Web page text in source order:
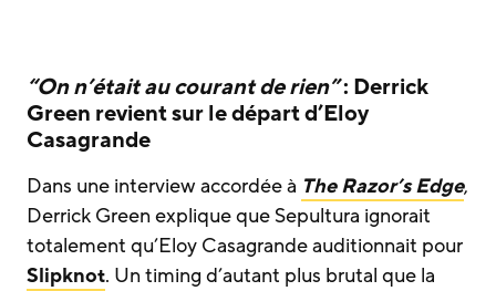
“On n’était au courant de rien”: Derrick
Green revient sur le départ d’Eloy
Casagrande
Dans une interview accordée à The Razor’s Edge,
Derrick Green explique que Sepultura ignorait
totalement qu’Eloy Casagrande auditionnait pour
Slipknot. Un timing d’autant plus brutal que la